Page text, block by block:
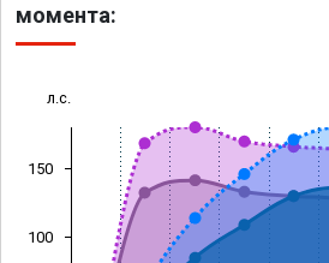
момента:
л.с.
100
150